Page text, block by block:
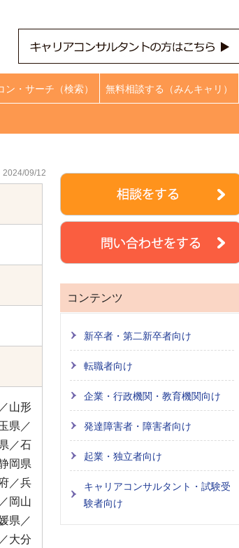
ン・サーチ（検索） 無料相談する（みんキャリ）
2024/09/12
山形
県／
／石
岡県
／兵
岡山
県／
大分
コンテンツ
新卒者・第二新卒者向け
転職者向け
企業・行政機関・教育機関向け
発達障害者・障害者向け
起業・独立者向け
キャリアコンサルタント・試験受
験者向け